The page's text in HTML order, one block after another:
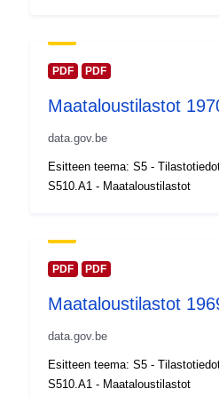
Alueellinen:
[ 2.54, 49.49 ], [ 2.54, 51.51 ]
uriRef:
Käyttöoikeudet: public
kattavuus:
-
PDF PDF
Maataloustilastot
data.gov.be
Esitteen teema: S5 -
S510.A1 - Maataloustilastot
PDF PDF
Maataloustilastot
data.gov.be
Esitteen teema: S5 -
S510.A1 - Maataloustilastot